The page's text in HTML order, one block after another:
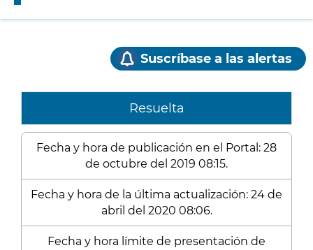
Suscríbase a las alertas
Resuelta
Fecha y hora de publicación en el Portal: 28
de octubre del 2019 08:15.
Fecha y hora de la última actualización: 24 de
abril del 2020 08:06.
Fecha y hora límite de presentación de